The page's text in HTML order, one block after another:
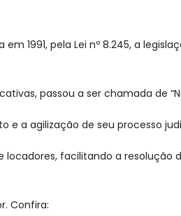
1991, pela Lei nº 8.245, a
passou a ser chamada de
a agilização de seu processo
locadores, facilitando a
Confira: